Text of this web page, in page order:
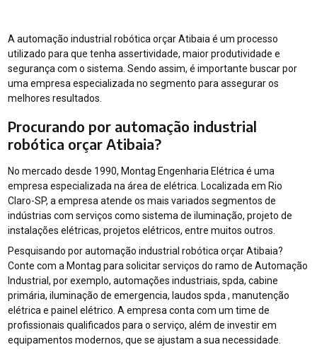
A automação industrial robótica orçar Atibaia é um processo
utilizado para que tenha assertividade, maior produtividade e
segurança com o sistema. Sendo assim, é importante buscar por
uma empresa especializada no segmento para assegurar os
melhores resultados.
Procurando por automação industrial
robótica orçar Atibaia?
No mercado desde 1990, Montag Engenharia Elétrica é uma
empresa especializada na área de elétrica. Localizada em Rio
Claro-SP, a empresa atende os mais variados segmentos de
indústrias com serviços como sistema de iluminação, projeto de
instalações elétricas, projetos elétricos, entre muitos outros.
Pesquisando por automação industrial robótica orçar Atibaia?
Conte com a Montag para solicitar serviços do ramo de Automação
Industrial, por exemplo, automações industriais, spda, cabine
primária, iluminação de emergencia, laudos spda , manutenção
elétrica e painel elétrico. A empresa conta com um time de
profissionais qualificados para o serviço, além de investir em
equipamentos modernos, que se ajustam a sua necessidade.